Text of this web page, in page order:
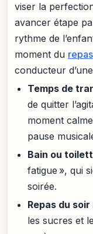
viser la
avancer étape
rythme de
moment du
conducteur
Temps de
de quitter
moment
pause
Bain ou
fatigue », qui
soirée.
Repas du soir
les sucres et